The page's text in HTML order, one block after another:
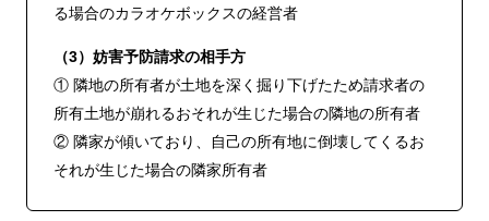
る場合のカラオケボックスの経営者
（3）妨害予防請求の相手方
① 隣地の所有者が土地を深く掘り下げたため請求者の
所有土地が崩れるおそれが生じた場合の隣地の所有者
② 隣家が傾いており、自己の所有地に倒壊してくるお
それが生じた場合の隣家所有者